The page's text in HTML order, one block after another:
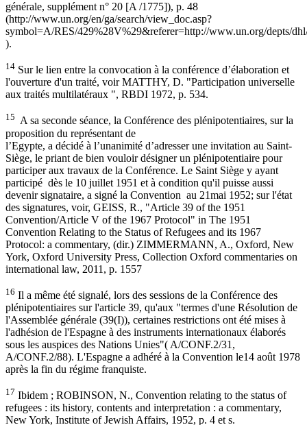
générale, supplément n° 20 [A /1775]), p. 48
(http://www.un.org/en/ga/search/view_doc.asp?
symbol=A/RES/429%28V%29&referer=http://www.un.org/depts/
).
14 Sur le lien entre la convocation à la conférence d’élaboration et
l'ouverture d'un traité, voir MATTHY, D. "Participation universelle
aux traités multilatéraux ", RBDI 1972, p. 534.
15 A sa seconde séance, la Conférence des plénipotentiaires, sur la
proposition du représentant de
l’Egypte, a décidé à l’unanimité d’adresser une invitation au Saint-
Siège, le priant de bien vouloir désigner un plénipotentiaire pour
participer aux travaux de la Conférence. Le Saint Siège y ayant
participé dès le 10 juillet 1951 et à condition qu'il puisse aussi
devenir signataire, a signé la Convention au 21mai 1952; sur l'état
des signatures, voir, GEISS, R., "Article 39 of the 1951
Convention/Article V of the 1967 Protocol" in The 1951
Convention Relating to the Status of Refugees and its 1967
Protocol: a commentary, (dir.) ZIMMERMANN, A., Oxford, New
York, Oxford University Press, Collection Oxford commentaries on
international law, 2011, p. 1557
16 Il a même été signalé, lors des sessions de la Conférence des
plénipotentiaires sur l'article 39, qu'aux "termes d'une Résolution de
l'Assemblée générale (39(I)), certaines restrictions ont été mises à
l'adhésion de l'Espagne à des instruments internationaux élaborés
sous les auspices des Nations Unies"( A/CONF.2/31,
A/CONF.2/88). L'Espagne a adhéré à la Convention le14 août 1978
après la fin du régime franquiste.
17 Ibidem ; ROBINSON, N., Convention relating to the status of
refugees : its history, contents and interpretation : a commentary,
New York, Institute of Jewish Affairs, 1952, p. 4 et s.